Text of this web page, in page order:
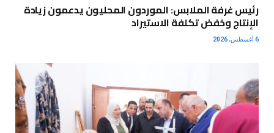
رئيس غرفة الملابس: الموردون المحليون يدعمون زيادة
الإنتاج وخفض تكلفة الاستيراد
6 أغسطس، 2026